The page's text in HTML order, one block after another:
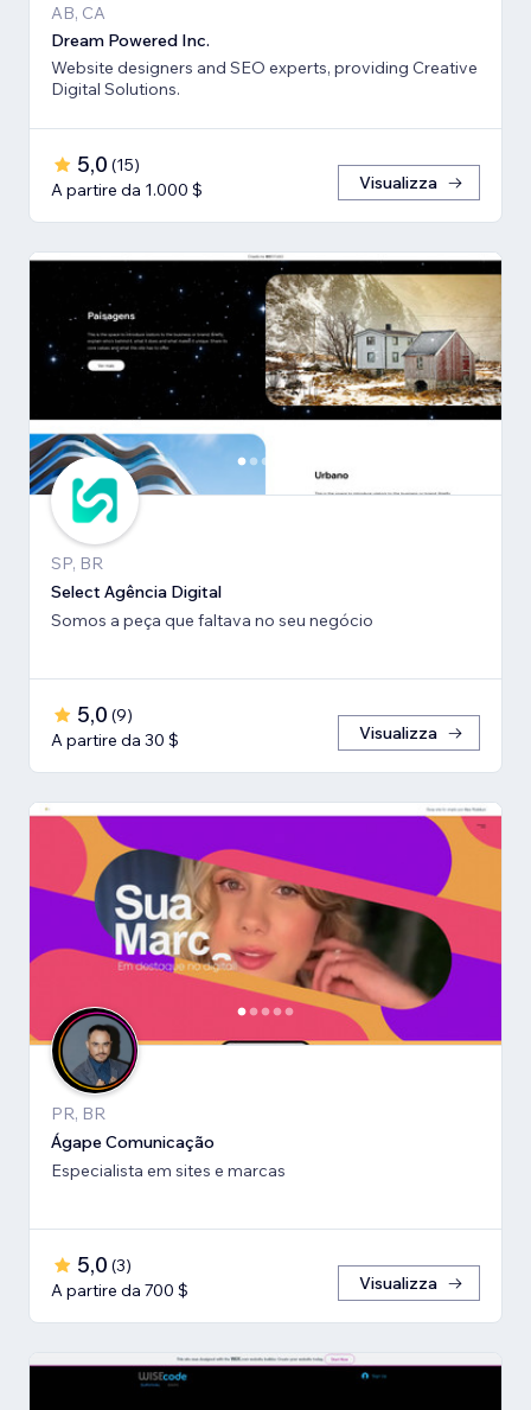
AB, CA
Dream Powered Inc.
Website designers and SEO experts, providing Creative
Digital Solutions.
5,0 (15)
A partire da 1.000 $
Visualizza
SP, BR
Select Agência Digital
Somos a peça que faltava no seu negócio
5,0 (9)
A partire da 30 $
Visualizza
PR, BR
Ágape Comunicação
Especialista em sites e marcas
5,0 (3)
A partire da 700 $
Visualizza